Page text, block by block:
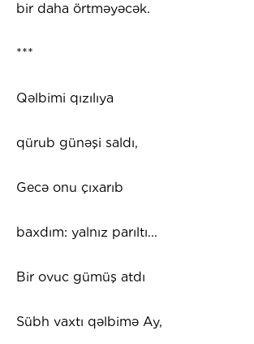
bir daha örtməyəcək.
***
Qəlbimi qızılıya
qürub günəşi saldı,
Gecə onu çıxarıb
baxdım: yalnız parıltı...
Bir ovuc gümüş atdı
Sübh vaxtı qəlbimə Ay,